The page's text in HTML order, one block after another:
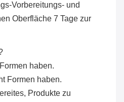
Vorbereitungs- und
Oberfläche 7 Tage zur
haben.
Formen haben.
Produkte zu